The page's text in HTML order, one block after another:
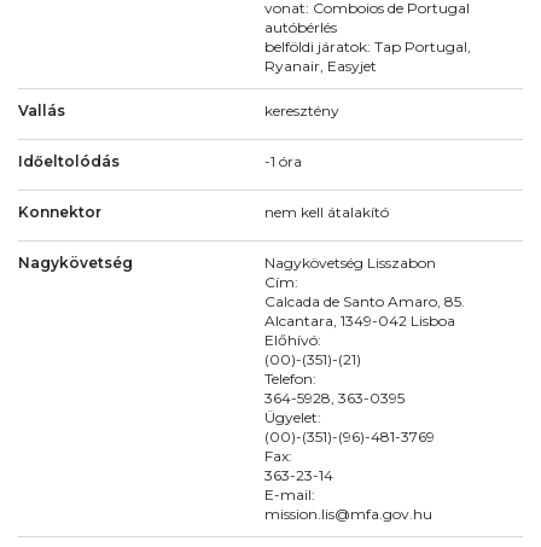
vonat: Comboios de Portugal
autóbérlés
belföldi járatok: Tap Portugal,
Ryanair, Easyjet
Vallás keresztény
Időeltolódás -1 óra
Konnektor nem kell átalakító
Nagykövetség
Nagykövetség Lisszabon
Cím:
Calcada de Santo Amaro, 85.
Alcantara, 1349-042 Lisboa
Előhívó:
(00)-(351)-(21)
Telefon:
364-5928, 363-0395
Ügyelet:
(00)-(351)-(96)-481-3769
Fax:
363-23-14
E-mail:
mission.lis@mfa.gov.hu